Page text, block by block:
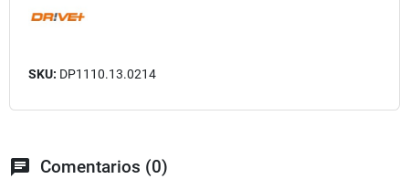
SKU: DP1110.13.0214
chat Comentarios (0)